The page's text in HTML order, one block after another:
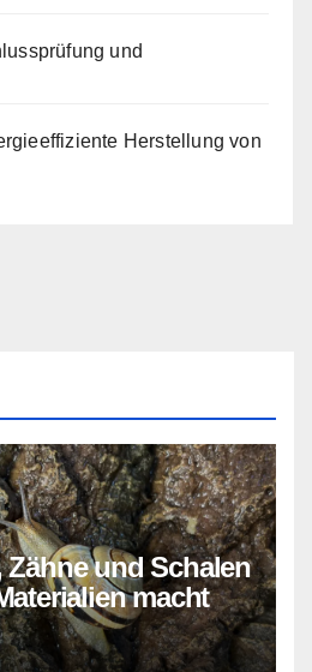
und
Herstellung von
Zähne und Schalen
macht